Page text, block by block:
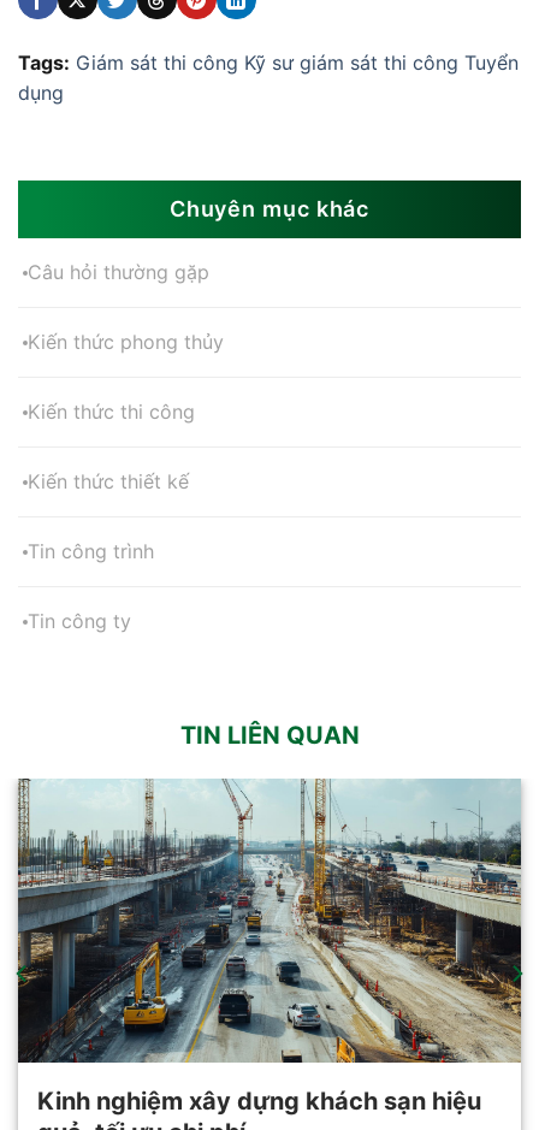
Tags: Giám sát thi công Kỹ sư giám sát thi công Tuyển
dụng
Chuyên mục khác
Câu hỏi thường gặp
Kiến thức phong thủy
Kiến thức thi công
Kiến thức thiết kế
Tin công trình
Tin công ty
TIN LIÊN QUAN
Kinh nghiệm xây dựng khách sạn hiệu